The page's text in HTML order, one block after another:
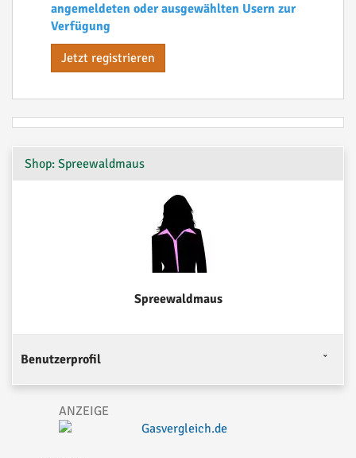
angemeldeten oder ausgewählten Usern zur
Verfügung
Jetzt registrieren
Shop: Spreewaldmaus
Spreewaldmaus
Benutzerprofil